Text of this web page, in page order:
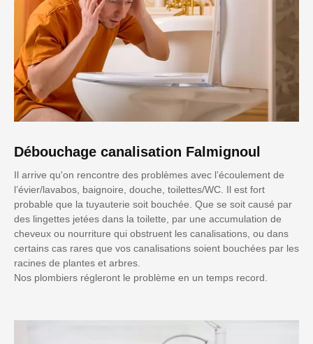
Débouchage canalisation Falmignoul
Il arrive qu'on rencontre des problèmes avec l’écoulement de
l’évier/lavabos, baignoire, douche, toilettes/WC. Il est fort
probable que la tuyauterie soit bouchée. Que se soit causé par
des lingettes jetées dans la toilette, par une accumulation de
cheveux ou nourriture qui obstruent les canalisations, ou dans
certains cas rares que vos canalisations soient bouchées par les
racines de plantes et arbres.
Nos plombiers régleront le problème en un temps record.